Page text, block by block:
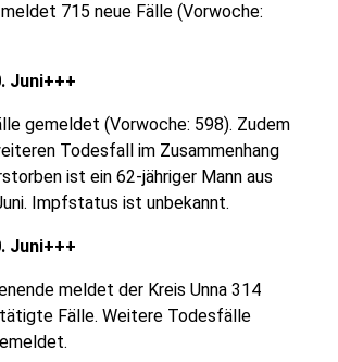
meldet 715 neue Fälle (Vorwoche:
Juni+++
gemeldet (Vorwoche: 598). Zudem
Todesfall im Zusammenhang
ist ein 62-jähriger Mann aus
Impfstatus ist unbekannt.
Juni+++
meldet der Kreis Unna 314
Fälle. Weitere Todesfälle